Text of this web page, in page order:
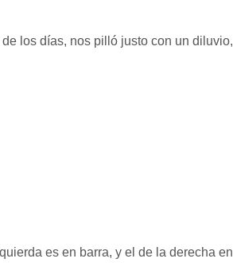
los días, nos pilló justo con un diluvio,
es en barra, y el de la derecha en